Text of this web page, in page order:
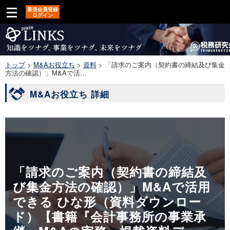
新規会員登録
ログイン
トップ> M&Aお役立ち > 資料 >
「請求のご案内（契約書の締結及び集金
方法の確認）」M&Aで活…
M&Aお役立ち 詳細
「請求のご案内（契約書の締結及
び集金方法の確認）」M&Aで活用
できる ひな形（資料ダウンロー
ド）【書籍『会計事務所の事業承